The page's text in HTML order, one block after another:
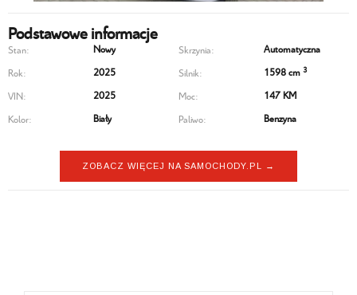
Podstawowe informacje
Stan:
Rok:
VIN:
Kolor:
Nowy
2025
2025
Biały
Skrzynia:
Silnik:
Moc:
Paliwo:
Automatyczna
1598 cm 3
147 KM
Benzyna
ZOBACZ WIĘCEJ NA SAMOCHODY.PL →